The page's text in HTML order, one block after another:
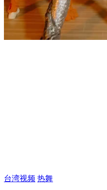
台湾视频 热舞